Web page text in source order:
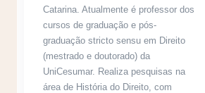
Catarina. Atualmente é professor dos
cursos de graduação e pós-
graduação stricto sensu em Direito
(mestrado e doutorado) da
UniCesumar. Realiza pesquisas na
área de História do Direito, com